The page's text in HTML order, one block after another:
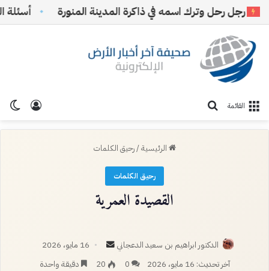
رحل وترك اسمه في ذاكرة المدينة المنورة أسئلة
تسجيل القائمة
الرئيسية/رحيق الكلمات
رحيق الكلمات
القصيدة العمرية
الدكتور ابراهيم بن سعيد الدعجاني
أرسل
بريدا
16 مايو، 2026
آخر تحديث: 16 مايو، 2026
0
20 دقيقة واحدة